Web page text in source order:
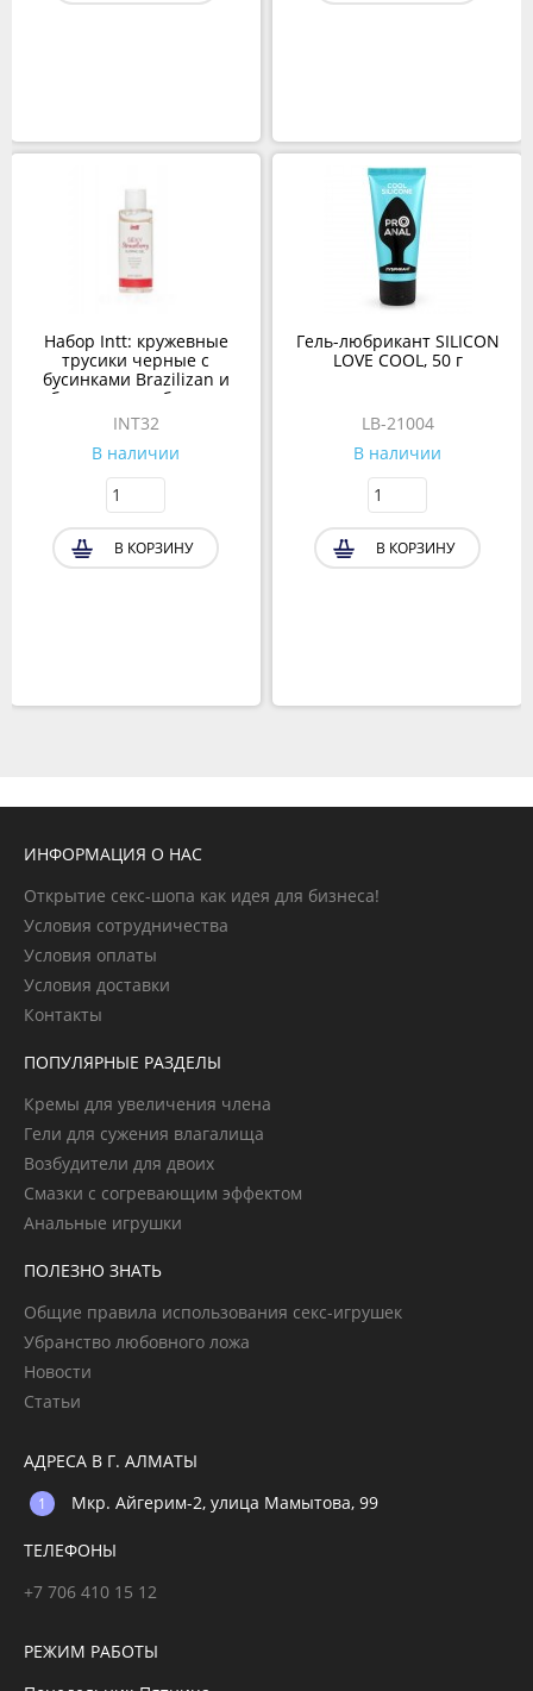
Набор Intt: кружевные
трусики черные с
бусинками Brazilizan и
лубрикант с клубничным
ароматом, 50 мл
INT32
В наличии
В КОРЗИНУ
Гель-любрикант SILICON
LOVE COOL, 50 г
LB-21004
В наличии
В КОРЗИНУ
ИНФОРМАЦИЯ О НАС
Открытие секс-шопа как идея для бизнеса!
Условия сотрудничества
Условия оплаты
Условия доставки
Контакты
ПОПУЛЯРНЫЕ РАЗДЕЛЫ
Кремы для увеличения члена
Гели для сужения влагалища
Возбудители для двоих
Смазки с согревающим эффектом
Анальные игрушки
ПОЛЕЗНО ЗНАТЬ
Общие правила использования секс-игрушек
Убранство любовного ложа
Новости
Статьи
АДРЕСА В Г. АЛМАТЫ
Мкр. Айгерим-2, улица Мамытова, 99
ТЕЛЕФОНЫ
+7 706 410 15 12
РЕЖИМ РАБОТЫ